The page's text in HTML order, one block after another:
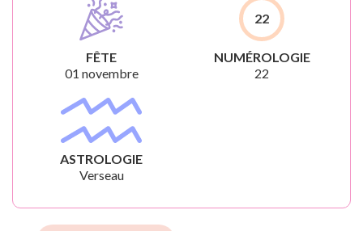
FÊTE
01 novembre
22
NUMÉROLOGIE
22
ASTROLOGIE
Verseau